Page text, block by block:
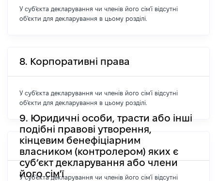
У суб'єкта декларування чи членів його сім'ї відсутні
об'єкти для декларування в цьому розділі.
8. Корпоративні права
У суб'єкта декларування чи членів його сім'ї відсутні
об'єкти для декларування в цьому розділі.
9. Юридичні особи, трасти або інші
подібні правові утворення,
кінцевим бенефіціарним
власником (контролером) яких є
суб’єкт декларування або члени
його сім'ї
У суб'єкта декларування чи членів його сім'ї відсутні